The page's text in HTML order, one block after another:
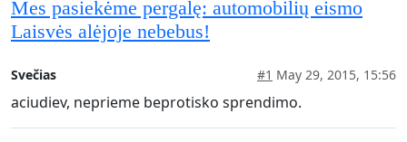
Mes pasiekėme pergalę: automobilių eismo
Laisvės alėjoje nebebus!
Svečias #1 May 29, 2015, 15:56
aciudiev, neprieme beprotisko sprendimo.